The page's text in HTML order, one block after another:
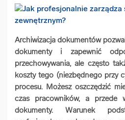
Archiwizowanie dokumentów
Przechowywanie dokumentacji
Usługi digitalizacjyjne
Osuszanie dokumentów
Archiwizacja dokumentów
dokumenty i zapewnić
przechowywania, ale często
koszty tego (niezbędnego przy
procesu. Możesz oszczędzić
czas pracowników, a przede
dokumenty. Warunek